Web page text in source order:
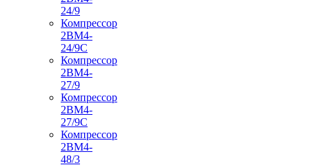
24/9
Компрессор
2ВМ4-
24/9С
Компрессор
2ВМ4-
27/9
Компрессор
2ВМ4-
27/9С
Компрессор
2ВМ4-
48/3